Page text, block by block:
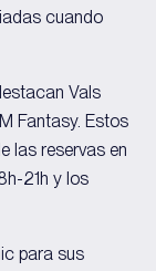
cuando
Vals
Fantasy. Estos
las reservas en
21h y los
para sus